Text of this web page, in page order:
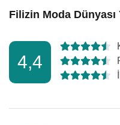
Filizin Moda Dünyası
4,4